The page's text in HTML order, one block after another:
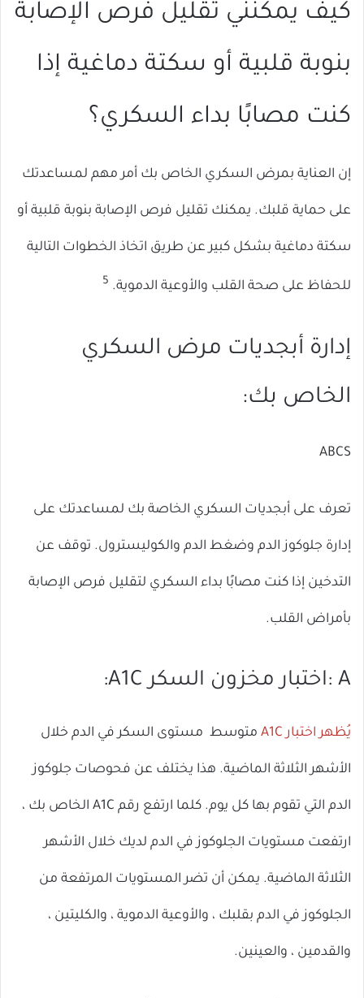
كيف يمكنني تقليل فرص الإصابة
بنوبة قلبية أو سكتة دماغية إذا
كنت مصابًا بداء السكري؟
إن العناية بمرض السكري الخاص بك أمر مهم لمساعدتك
على حماية قلبك. يمكنك تقليل فرص الإصابة بنوبة قلبية أو
سكتة دماغية بشكل كبير عن طريق اتخاذ الخطوات التالية
للحفاظ على صحة القلب والأوعية الدموية. 5
إدارة أبجديات مرض السكري
الخاص بك:
ABCS
تعرف على أبجديات السكري الخاصة بك لمساعدتك على
إدارة جلوكوز الدم وضغط الدم والكوليسترول. توقف عن
التدخين إذا كنت مصابًا بداء السكري لتقليل فرص الإصابة
بأمراض القلب.
A :اختبار مخزون السكر A1C:
يُظهر اختبار A1C متوسط ​​مستوى السكر في الدم خلال
الأشهر الثلاثة الماضية. هذا يختلف عن فحوصات جلوكوز
الدم التي تقوم بها كل يوم. كلما ارتفع رقم A1C الخاص بك ،
ارتفعت مستويات الجلوكوز في الدم لديك خلال الأشهر
الثلاثة الماضية. يمكن أن تضر المستويات المرتفعة من
الجلوكوز في الدم بقلبك ، والأوعية الدموية ، والكليتين ،
والقدمين ، والعينين.